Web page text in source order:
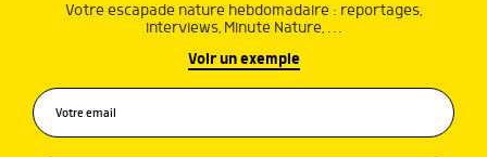
Votre escapade nature hebdomadaire : reportages,
interviews, Minute Nature, …
Voir un exemple